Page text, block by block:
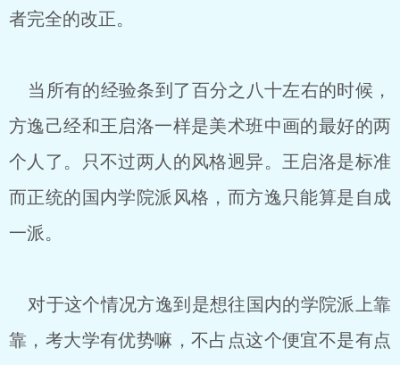
者完全的改正。
当所有的经验条到了百分之八十左右的时候，
方逸己经和王启洛一样是美术班中画的最好的两
个人了。只不过两人的风格迥异。王启洛是标准
而正统的国内学院派风格，而方逸只能算是自成
一派。
对于这个情况方逸到是想往国内的学院派上靠
靠，考大学有优势嘛，不占点这个便宜不是有点